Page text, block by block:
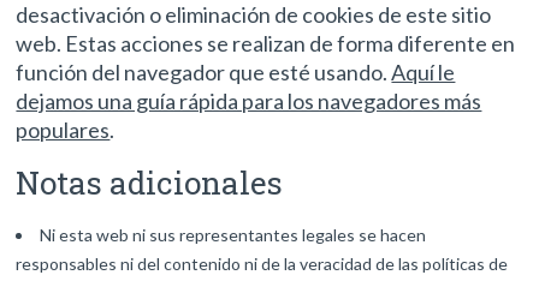
desactivación o eliminación de cookies de este sitio
web. Estas acciones se realizan de forma diferente en
función del navegador que esté usando.Aquí le
dejamos una guía rápida para los navegadores más
populares.
Notas adicionales
Ni esta web ni sus representantes legales se hacen
responsables ni del contenido ni de la veracidad de las políticas de